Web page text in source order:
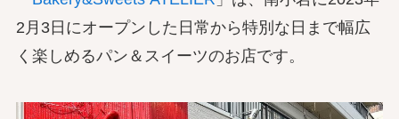
2月3日にオープンした日常から特別な日まで幅広
く楽しめるパン＆スイーツのお店です。